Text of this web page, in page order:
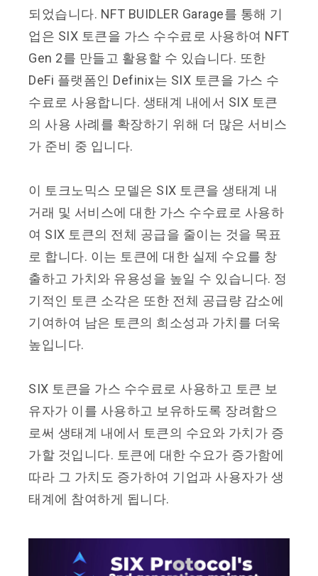
되었습니다. NFT BUIDLER Garage를 통해 기
업은 SIX 토큰을 가스 수수료로 사용하여 NFT
Gen 2를 만들고 활용할 수 있습니다. 또한
DeFi 플랫폼인 Definix는 SIX 토큰을 가스 수
수료로 사용합니다. 생태계 내에서 SIX 토큰
의 사용 사례를 확장하기 위해 더 많은 서비스
가 준비 중 입니다.
이 토크노믹스 모델은 SIX 토큰을 생태계 내
거래 및 서비스에 대한 가스 수수료로 사용하
여 SIX 토큰의 전체 공급을 줄이는 것을 목표
로 합니다. 이는 토큰에 대한 실제 수요를 창
출하고 가치와 유용성을 높일 수 있습니다. 정
기적인 토큰 소각은 또한 전체 공급량 감소에
기여하여 남은 토큰의 희소성과 가치를 더욱
높입니다.
SIX 토큰을 가스 수수료로 사용하고 토큰 보
유자가 이를 사용하고 보유하도록 장려함으
로써 생태계 내에서 토큰의 수요와 가치가 증
가할 것입니다. 토큰에 대한 수요가 증가함에
따라 그 가치도 증가하여 기업과 사용자가 생
태계에 참여하게 됩니다.